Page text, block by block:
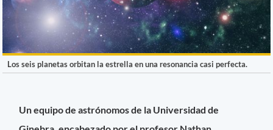
Los seis planetas orbitan la estrella en una resonancia casi perfecta.
Un equipo de astrónomos de la Universidad de